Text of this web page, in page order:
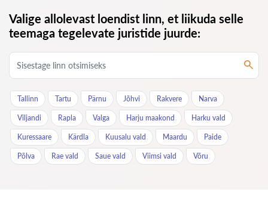
Valige allolevast loendist linn, et liikuda selle
teemaga tegelevate juristide juurde:
Tallinn Tartu Pärnu Jõhvi Rakvere Narva
Viljandi Rapla Valga Harju maakond Harku vald
Kuressaare Kärdla Kuusalu vald Maardu Paide
Põlva Rae vald Saue vald Viimsi vald Võru